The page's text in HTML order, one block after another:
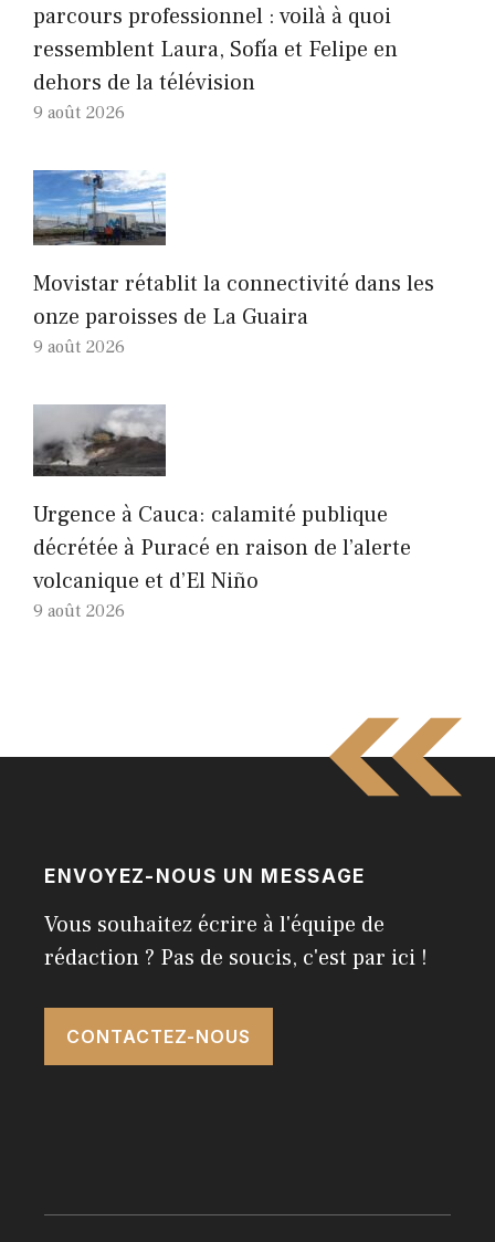
parcours professionnel : voilà à quoi
ressemblent Laura, Sofía et Felipe en
dehors de la télévision
9 août 2026
Movistar rétablit la connectivité dans les
onze paroisses de La Guaira
9 août 2026
Urgence à Cauca: calamité publique
décrétée à Puracé en raison de l’alerte
volcanique et d’El Niño
9 août 2026
ENVOYEZ-NOUS UN MESSAGE
Vous souhaitez écrire à l'équipe de
rédaction ? Pas de soucis, c'est par ici !
CONTACTEZ-NOUS